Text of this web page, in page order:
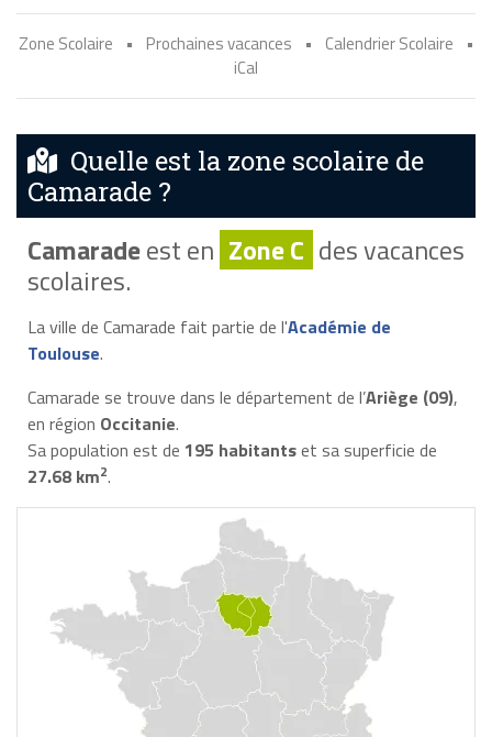
Zone Scolaire • Prochaines vacances • Calendrier Scolaire
•
iCal
Quelle est la zone scolaire de
Camarade ?
Camaradeest en Zone C des vacances
scolaires.
La ville de Camarade fait partie de l'Académie de
Toulouse.
Camarade se trouve dans le département de l’Ariège (09),
en région Occitanie.
Sa population est de 195 habitantset sa superficie de
27.68 km2.